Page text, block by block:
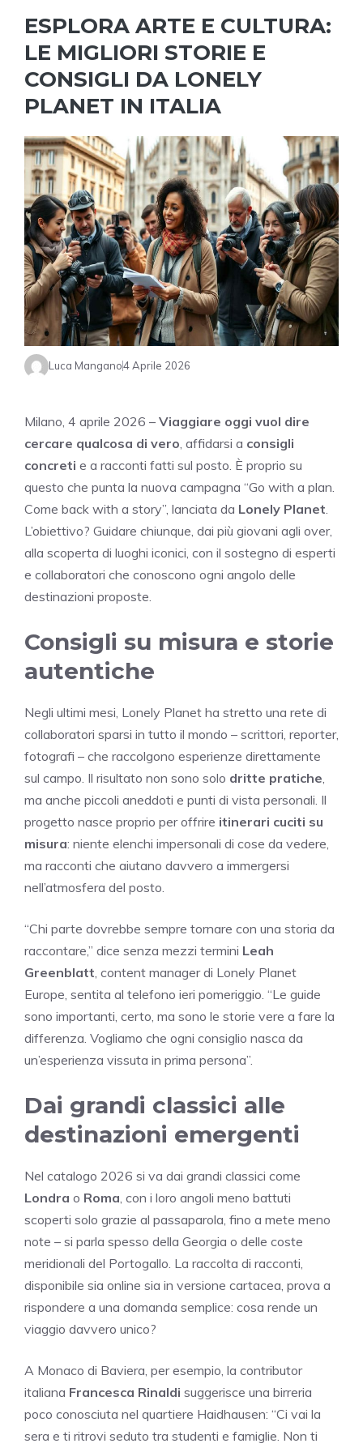
ESPLORA ARTE E CULTURA:
LE MIGLIORI STORIE E
CONSIGLI DA LONELY
PLANET IN ITALIA
Luca Mangano4 Aprile 2026
Milano, 4 aprile 2026 – Viaggiare oggi vuol dire
cercare qualcosa di vero , affidarsi a consigli
concreti e a racconti fatti sul posto. È proprio su
questo che punta la nuova campagna “Go with a plan.
Come back with a story”, lanciata da Lonely Planet
L’obiettivo? Guidare chiunque, dai più giovani agli over,
alla scoperta di luoghi iconici, con il sostegno di esperti
e collaboratori che conoscono ogni angolo delle
destinazioni proposte.
Consigli su misura e storie
autentiche
Negli ultimi mesi, Lonely Planet ha stretto una rete di
collaboratori sparsi in tutto il mondo – scrittori, reporter,
fotografi – che raccolgono esperienze direttamente
sul campo. Il risultato non sono solo dritte pratiche
ma anche piccoli aneddoti e punti di vista personali. Il
progetto nasce proprio per offrire itinerari cuciti su
misura: niente elenchi impersonali di cose da vedere,
ma racconti che aiutano davvero a immergersi
nell’atmosfera del posto.
“Chi parte dovrebbe sempre tornare con una storia da
raccontare,” dice senza mezzi termini Leah
Greenblatt , content manager di Lonely Planet
Europe, sentita al telefono ieri pomeriggio. “Le guide
sono importanti, certo, ma sono le storie vere a fare la
differenza. Vogliamo che ogni consiglio nasca da
un’esperienza vissuta in prima persona”.
Dai grandi classici alle
destinazioni emergenti
Nel catalogo 2026 si va dai grandi classici come
Londra o Roma , con i loro angoli meno battuti
scoperti solo grazie al passaparola, fino a mete meno
note – si parla spesso della Georgia o delle coste
meridionali del Portogallo. La raccolta di racconti,
disponibile sia online sia in versione cartacea, prova a
rispondere a una domanda semplice: cosa rende un
viaggio davvero unico?
A Monaco di Baviera, per esempio, la contributor
italiana Francesca Rinaldi suggerisce una birreria
poco conosciuta nel quartiere Haidhausen: “Ci vai la
sera e ti ritrovi seduto tra studenti e famiglie. Non ti